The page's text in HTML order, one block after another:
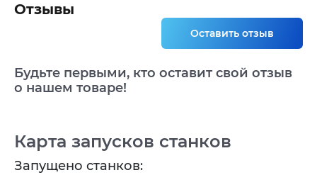
Карта запусков станков
Запущено станков:
Отзывы
Оставить отзыв
Будьте первыми, кто оставит свой отзыв
о нашем товаре!